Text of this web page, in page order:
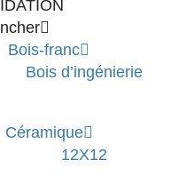
Bois-franc
Bois d’ingénierie
Céramique
12X12